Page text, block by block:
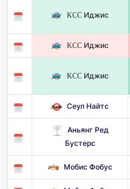
KCC Иджис
KCC Иджис
KCC Иджис
Сеул Найтс
Аньянг Ред
Бустерс
Мобис Фобус